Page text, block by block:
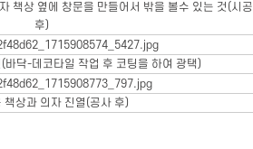
책상 옆에 창문을 만들어서 밖을 볼수 있는 것(시공
후)
닥-데코타일 작업 후 코팅을 하여 광택)
상과 의자 진열(공사 후)